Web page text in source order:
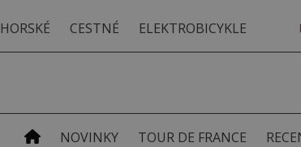
HORSKÉ CESTNÉ ELEKTROBICYKLE
NOVINKY TOUR DE FRANCE